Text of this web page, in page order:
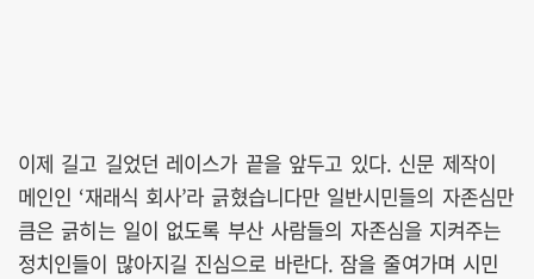
이제 길고 길었던 레이스가 끝을 앞두고 있다. 신문 제작이
메인인 ‘재래식 회사’라 긁혔습니다만 일반시민들의 자존심만
큼은 긁히는 일이 없도록 부산 사람들의 자존심을 지켜주는
정치인들이 많아지길 진심으로 바란다. 잠을 줄여가며 시민